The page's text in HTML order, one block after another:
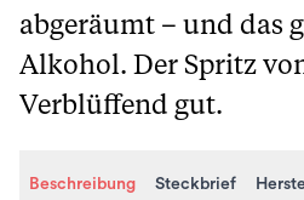
abgeräumt – und das
Alkohol. Der Spritz
Verblüffend gut.
Beschreibung Steckbrief